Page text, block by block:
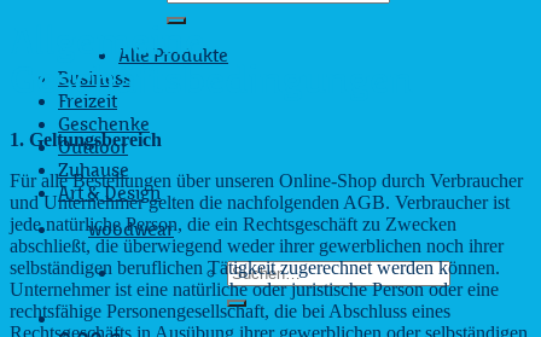
nach:
Alle Produkte
Business
Freizeit
Geschenke
Outdoor
Zuhause
Art & Design
woodwear
Suchen
nach:
Allgemeine
Geschäftsbedingungen
1. Geltungsbereich
Für alle Bestellungen über unseren Online-Shop durch Verbraucher
und Unternehmer gelten die nachfolgenden AGB. Verbraucher ist
jede natürliche Person, die ein Rechtsgeschäft zu Zwecken
abschließt, die überwiegend weder ihrer gewerblichen noch ihrer
selbständigen beruflichen Tätigkeit zugerechnet werden können.
Unternehmer ist eine natürliche oder juristische Person oder eine
rechtsfähige Personengesellschaft, die bei Abschluss eines
Rechtsgeschäfts in Ausübung ihrer gewerblichen oder selbständigen